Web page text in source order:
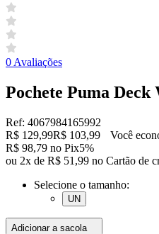
0 Avaliações
Pochete Puma Deck
Ref: 4067984165992
R$ 129,99R$ 103,99
Você
R$ 98,79 no Pix5%
ou 2x de R$ 51,99 no Cartão de
Selecione o tamanho:
UN
Adicionar a sacola